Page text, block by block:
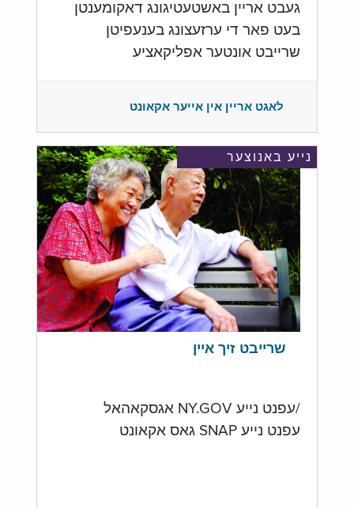
געבט אריין באשטעטיגונג דאקומענטן
בעט פאר די ערזעצונג בענעפיטן
שרייבט אונטער אפליקאציע
לאגט אריין אין אייער אקאונט
נייע באנוצער
שרייבט זיך איין
/עפנט נייע NY.GOV אגסקאהאל
עפנט נייע SNAP גאס אקאונט